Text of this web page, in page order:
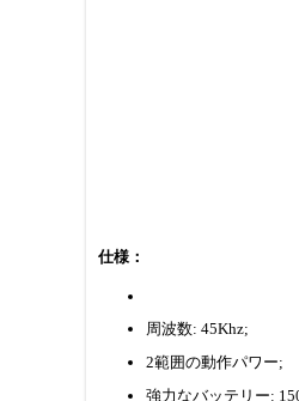
仕様：
周波数: 45Khz;
2範囲の動作パワー;
強力なバッテリー: